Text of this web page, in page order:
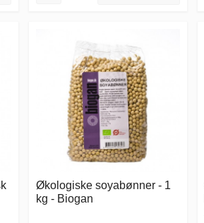
Økologiske soyabønner - 1
kg - Biogan